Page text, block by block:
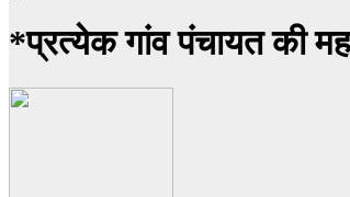
*प्रत्येक गांव पंचायत की